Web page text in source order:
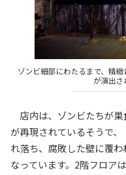
ゾンビ細部にわたるまで、精
が演出
店内は、ゾンビたちが
が再現されているそうで
れ落ち、腐敗した壁に覆
なっています。2階フロア